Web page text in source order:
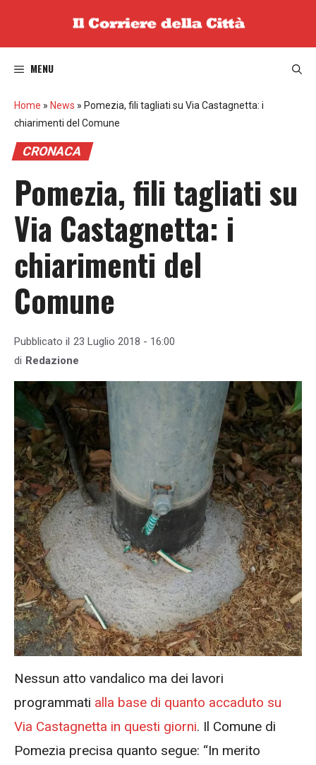
MENU
Home » News » Pomezia, fili tagliati su Via Castagnetta: i
chiarimenti del Comune
CRONACA
Pomezia, fili tagliati su
Via Castagnetta: i
chiarimenti del
Comune
Pubblicato il 23 Luglio 2018 - 16:00
di Redazione
Nessun atto vandalico ma dei lavori
programmati alla base di quanto accaduto su
Via Castagnetta in questi giorni. Il Comune di
Pomezia precisa quanto segue: “In merito